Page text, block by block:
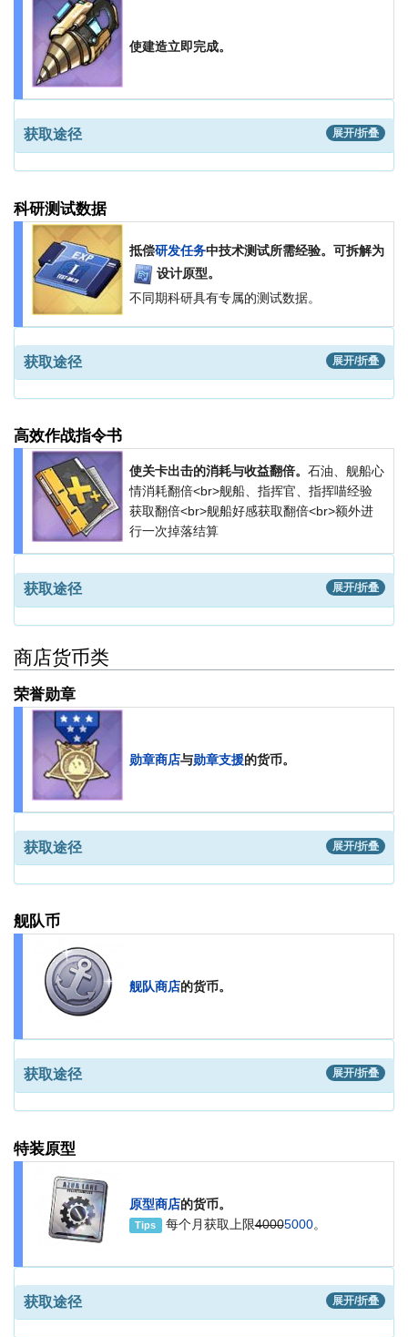
使建造立即完成。
获取途径 展开/折叠
科研测试数据
抵偿研发任务中技术测试所需经验。可拆解为
设计原型。
不同期科研具有专属的测试数据。
获取途径 展开/折叠
高效作战指令书
使关卡出击的消耗与收益翻倍。 石油、舰船心
情消耗翻倍<br>舰船、指挥官、指挥喵经验
获取翻倍<br>舰船好感获取翻倍<br>额外进
行一次掉落结算
获取途径 展开/折叠
商店货币类
荣誉勋章
勋章商店与勋章支援的货币。
获取途径 展开/折叠
舰队币
舰队商店的货币。
获取途径 展开/折叠
特装原型
原型商店的货币。
Tips 每个月获取上限40005000。
获取途径 展开/折叠